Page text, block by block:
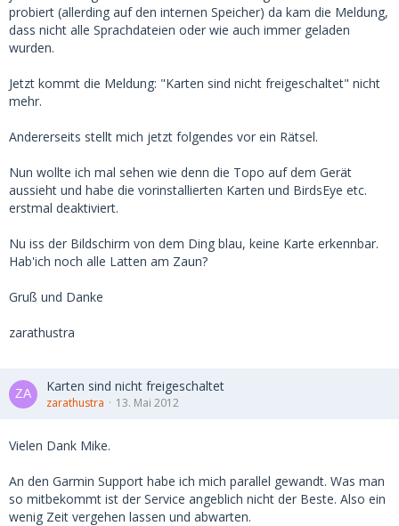
probiert (allerding auf den internen Speicher) da kam die Meldung,
dass nicht alle Sprachdateien oder wie auch immer geladen
wurden.
Jetzt kommt die Meldung: "Karten sind nicht freigeschaltet" nicht
mehr.
Andererseits stellt mich jetzt folgendes vor ein Rätsel.
Nun wollte ich mal sehen wie denn die Topo auf dem Gerät
aussieht und habe die vorinstallierten Karten und BirdsEye etc.
erstmal deaktiviert.
Nu iss der Bildschirm von dem Ding blau, keine Karte erkennbar.
Hab'ich noch alle Latten am Zaun?
Gruß und Danke
zarathustra
Karten sind nicht freigeschaltet
zarathustra 13. Mai 2012
Vielen Dank Mike.
An den Garmin Support habe ich mich parallel gewandt. Was man
so mitbekommt ist der Service angeblich nicht der Beste. Also ein
wenig Zeit vergehen lassen und abwarten.